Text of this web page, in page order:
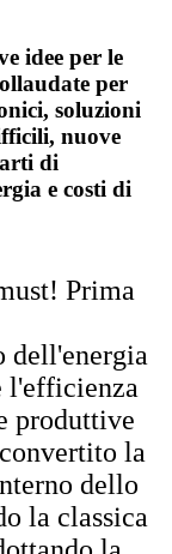
idee per le
per
soluzioni
nuove
di
e costi di
Prima
dell'energia
l'efficienza
produttive
la
dello
la classica